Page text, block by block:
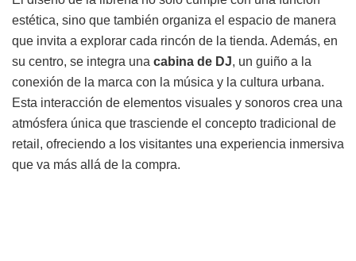
estética, sino que también organiza el espacio de manera
que invita a explorar cada rincón de la tienda. Además, en
su centro, se integra una cabina de DJ, un guiño a la
conexión de la marca con la música y la cultura urbana.
Esta interacción de elementos visuales y sonoros crea una
atmósfera única que trasciende el concepto tradicional de
retail, ofreciendo a los visitantes una experiencia inmersiva
que va más allá de la compra.